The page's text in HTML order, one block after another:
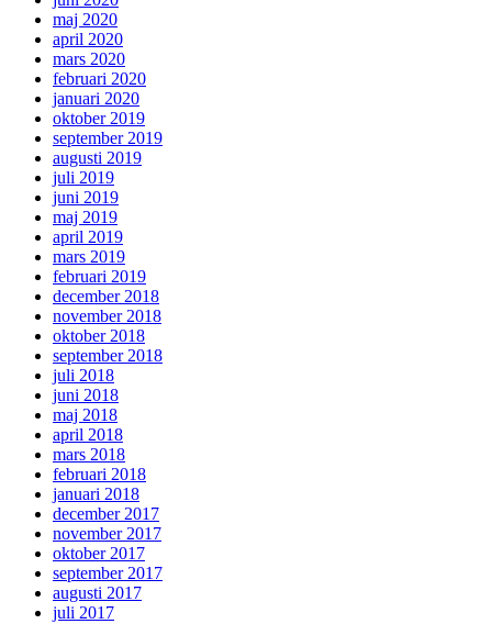
maj 2020
april 2020
mars 2020
februari 2020
januari 2020
oktober 2019
september 2019
augusti 2019
juli 2019
juni 2019
maj 2019
april 2019
mars 2019
februari 2019
december 2018
november 2018
oktober 2018
september 2018
juli 2018
juni 2018
maj 2018
april 2018
mars 2018
februari 2018
januari 2018
december 2017
november 2017
oktober 2017
september 2017
augusti 2017
juli 2017